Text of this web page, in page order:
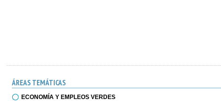
ÁREAS TEMÁTICAS
ECONOMÍA Y EMPLEOS VERDES